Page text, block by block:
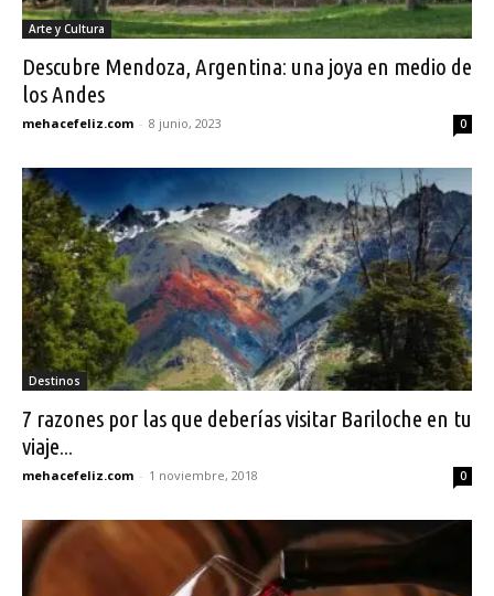
Arte y Cultura
Descubre Mendoza, Argentina: una joya en medio de
los Andes
mehacefeliz.com - 8 junio, 2023 0
Destinos
7 razones por las que deberías visitar Bariloche en tu
viaje...
mehacefeliz.com - 1 noviembre, 2018 0